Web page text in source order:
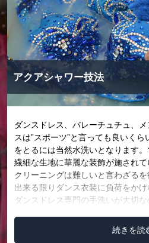
アクアシャワー技法
ダンスドレス、バレーチュチュ、
スは”スポーツ”と言っても良いく
をとるには当然水洗いとなります
繊細な生地に華麗な装飾が施され
クリーニングは難しいと言わざるを
出来る限りダンス衣装に負荷をかけ
ダンスドレス専門の手洗いが大切な
続きを読